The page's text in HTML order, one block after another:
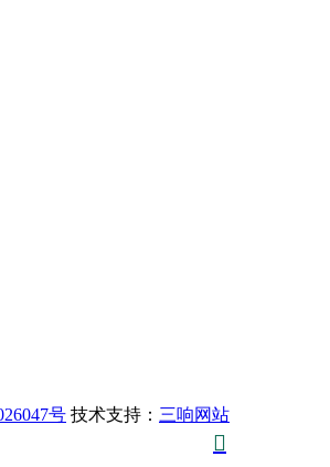
号 技术支持： 三响网站
